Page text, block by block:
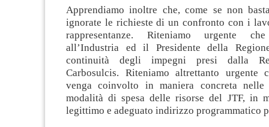
Apprendiamo inoltre che, come se non
ignorate le richieste di un confronto con i
rappresentanze. Riteniamo urgente che
all’Industria ed il Presidente della
continuità degli impegni presi dalla
Carbosulcis. Riteniamo altrettanto
venga coinvolto in maniera concreta
modalità di spesa delle risorse del JTF, in
legittimo e adeguato indirizzo programmatico